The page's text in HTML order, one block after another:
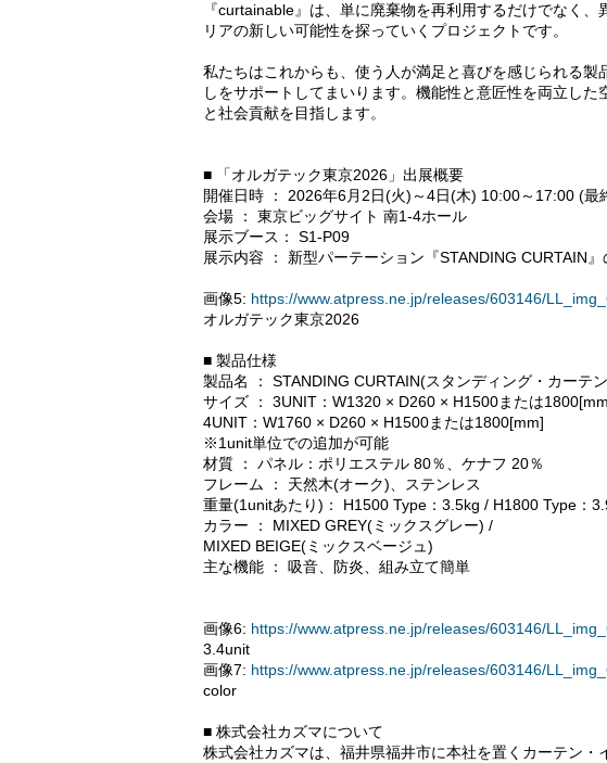
『curtainable』は、単に廃棄物を再利用するだけでなく
リアの新しい可能性を探っていくプロジェクトです。
私たちはこれからも、使う人が満足と喜びを感じられる
しをサポートしてまいります。機能性と意匠性を両立し
と社会貢献を目指します。
■ 「オルガテック東京2026」出展概要
開催日時 ： 2026年6月2日(火)～4日(木) 10:00～17:00 (最
会場 ： 東京ビッグサイト 南1-4ホール
展示ブース： S1-P09
展示内容 ： 新型パーテーション『STANDING CURTAIN
画像5: https://www.atpress.ne.jp/releases/603146/
オルガテック東京2026
■ 製品仕様
製品名 ： STANDING CURTAIN(スタンディング・カーテ
サイズ ： 3UNIT：W1320 × D260 × H1500または
4UNIT：W1760 × D260 × H1500または1800[mm]
※1unit単位での追加が可能
材質 ： パネル：ポリエステル 80％、ケナフ 20％
フレーム ： 天然木(オーク)、ステンレス
重量(1unitあたり)： H1500 Type：3.5kg / H1800 Type：
カラー ： MIXED GREY(ミックスグレー) /
MIXED BEIGE(ミックスベージュ)
主な機能 ： 吸音、防炎、組み立て簡単
画像6: https://www.atpress.ne.jp/releases/603146/
3.4unit
画像7: https://www.atpress.ne.jp/releases/603146/
color
■ 株式会社カズマについて
株式会社カズマは、福井県福井市に本社を置くカーテン